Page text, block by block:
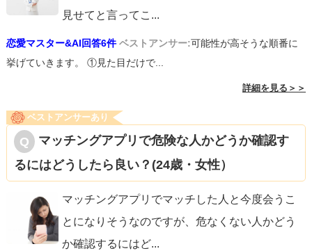
見せてと言ってこ ...
恋愛マスター&AI回答6件 ベストアンサー:可能性が高そうな順番に
挙げていきます。 ①見た目だけで...
詳細を見る＞＞
ベストアンサーあり
マッチングアプリで危険な人かどうか確認す
るにはどうしたら良い？(24歳・女性）
マッチングアプリでマッチした人と今度会うこ
とになりそうなのですが、危なくない人かどう
か確認するにはど...